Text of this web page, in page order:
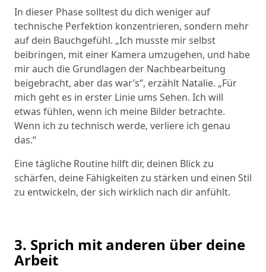
In dieser Phase solltest du dich weniger auf
technische Perfektion konzentrieren, sondern mehr
auf dein Bauchgefühl. „Ich musste mir selbst
beibringen, mit einer Kamera umzugehen, und habe
mir auch die Grundlagen der Nachbearbeitung
beigebracht, aber das war’s“, erzählt Natalie. „Für
mich geht es in erster Linie ums Sehen. Ich will
etwas fühlen, wenn ich meine Bilder betrachte.
Wenn ich zu technisch werde, verliere ich genau
das.“
Eine tägliche Routine hilft dir, deinen Blick zu
schärfen, deine Fähigkeiten zu stärken und einen Stil
zu entwickeln, der sich wirklich nach dir anfühlt.
3. Sprich mit anderen über deine
Arbeit